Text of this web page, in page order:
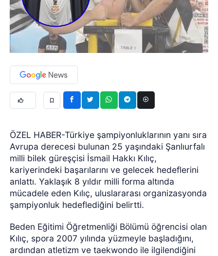
ÖZEL HABER-Türkiye şampiyonluklarının yanı sıra
Avrupa derecesi bulunan 25 yaşındaki Şanlıurfalı
milli bilek güreşçisi İsmail Hakkı Kılıç,
kariyerindeki başarılarını ve gelecek hedeflerini
anlattı. Yaklaşık 8 yıldır milli forma altında
mücadele eden Kılıç, uluslararası organizasyonda
şampiyonluk hedeflediğini belirtti.
Beden Eğitimi Öğretmenliği Bölümü öğrencisi olan
Kılıç, spora 2007 yılında yüzmeyle başladığını,
ardından atletizm ve taekwondo ile ilgilendiğini